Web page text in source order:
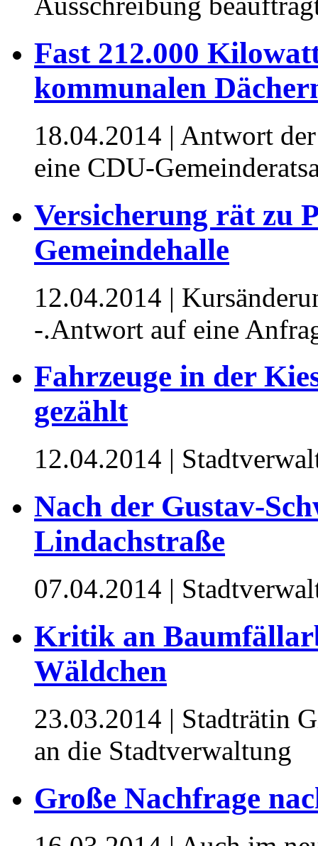
Fast 212.000
kommunalen
18.04.2014 | Antwort
eine CDU-
Versicherung rät zu
Gemeindehalle
12.04.2014 |
-.Antwort auf eine
Fahrzeuge in der
gezählt
12.04.2014 |
Nach der Gustav-
Lindachstraße
07.04.2014 |
Kritik an
Wäldchen
23.03.2014 | Stadträtin
an die Stadtverwaltung
Große Nachfrage